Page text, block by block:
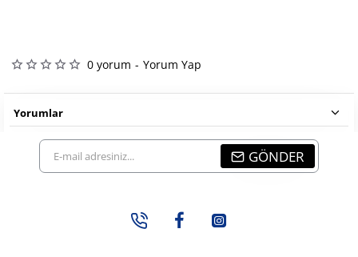
0 yorum - Yorum Yap
Yorumlar
E-
mail
GÖNDER